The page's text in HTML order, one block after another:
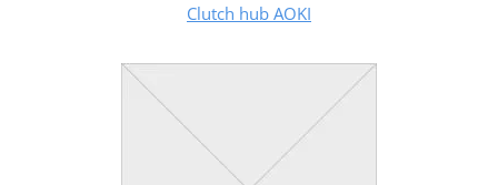
Clutch hub AOKI